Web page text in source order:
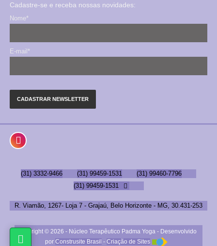
Cadastre-se e receba nossas novidades:
Nome*
E-mail*

(31) 3332-9466 (31) 99459-1531
(31) 99460-7796
(31) 99459-1531

R. Viamão, 1267- Loja 7 - Grajaú, Belo Horizonte - MG, 30.431-253
Copyright © 2026 - Núcleo Terapêutico Padma Yoga - Desenvolvido
por Construsite Brasil - Criação de Sites
